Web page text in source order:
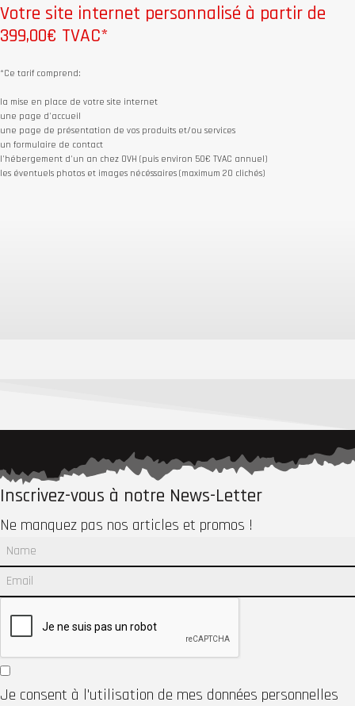
Votre site internet personnalisé à partir de
399,00€ TVAC*
*Ce tarif comprend:
la mise en place de votre site internet
une page d'accueil
une page de présentation de vos produits et/ou services
un formulaire de contact
l'hébergement d'un an chez OVH (puis environ 50€ TVAC annuel)
les éventuels photos et images nécéssaires (maximum 20 clichés)
Inscrivez-vous à notre News-Letter
Ne manquez pas nos articles et promos !
Je consent à l'utilisation de mes données personnelles